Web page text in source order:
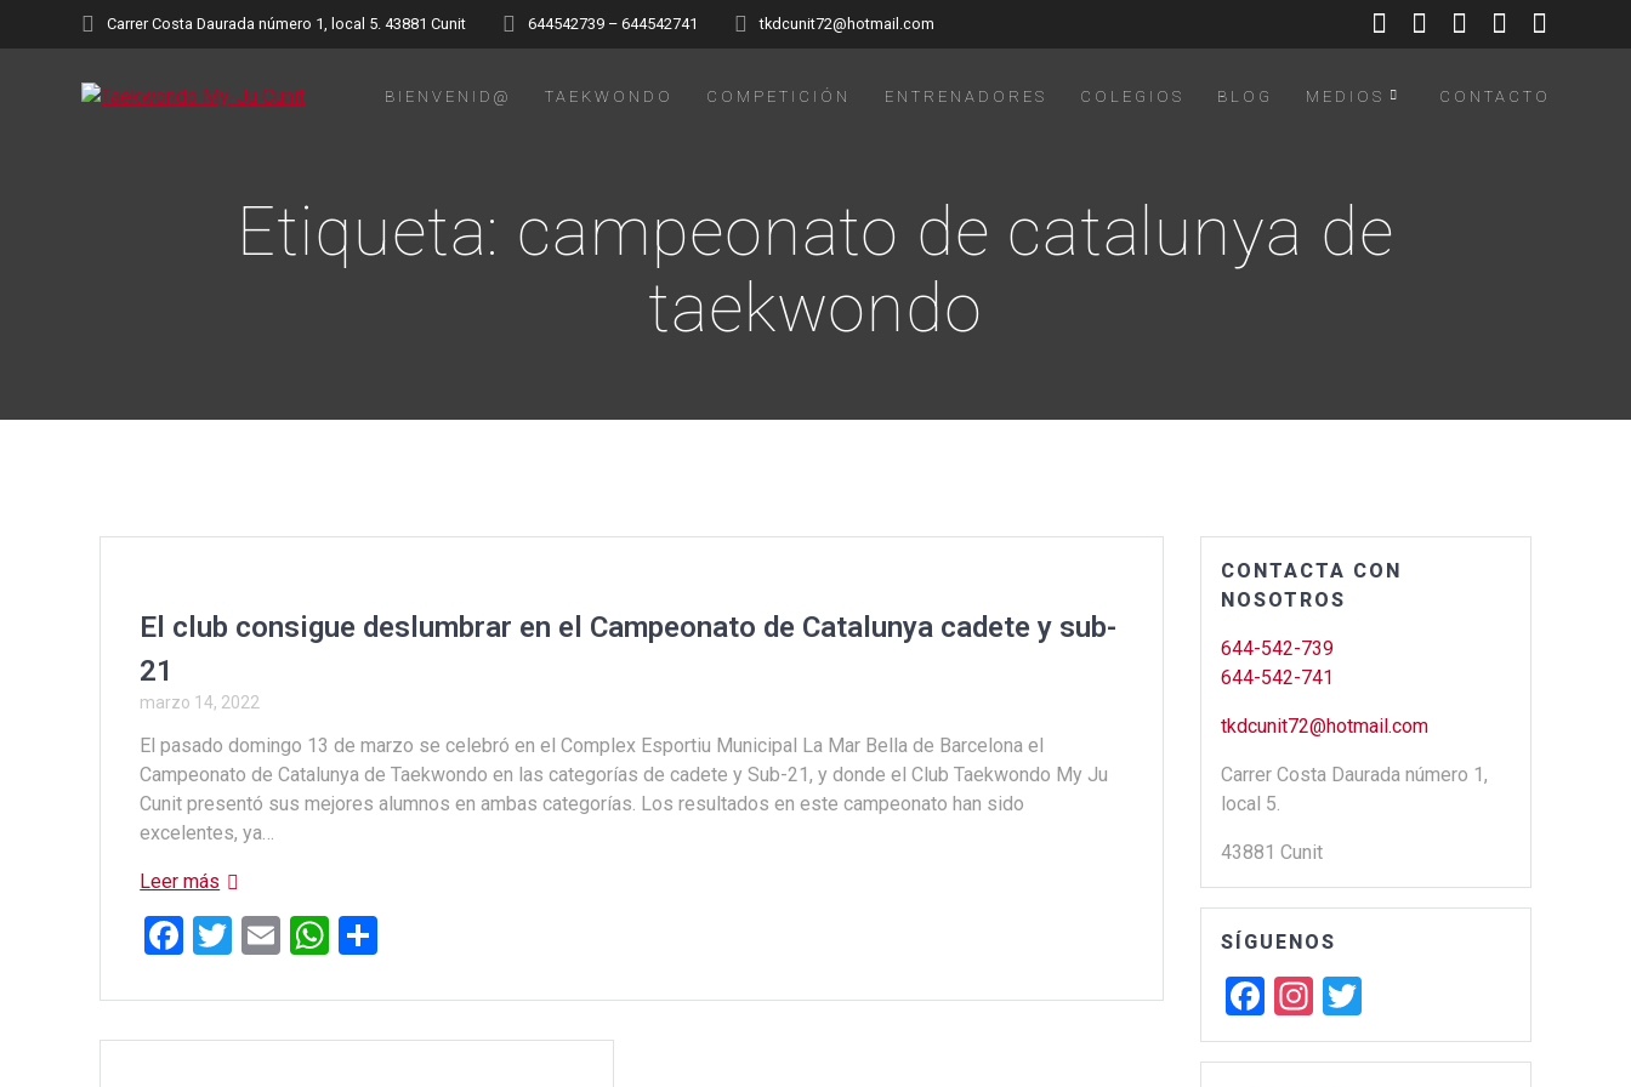
Carrer Costa Daurada número 1, local 5. 43881 Cunit 644542739 – 644542741 tkdcunit72@hotmail.com
BIENVENID@ TAEKWONDO COMPETICIÓN ENTRENADORES COLEGIOS BLOG MEDIOS CONTACTO
Etiqueta: campeonato de catalunya de
taekwondo
El club consigue deslumbrar en el Campeonato de Catalunya cadete y sub-
21
marzo 14, 2022
El pasado domingo 13 de marzo se celebró en el Complex Esportiu Municipal La Mar Bella de Barcelona el
Campeonato de Catalunya de Taekwondo en las categorías de cadete y Sub-21, y donde el Club Taekwondo My Ju
Cunit presentó sus mejores alumnos en ambas categorías. Los resultados en este campeonato han sido
excelentes, ya…
Leer más
F
ce
b
T
tt
er
E
ail
W
at
s
m
p
CONTACTA CON
NOSOTROS
644-542-739
644-542-741
tkdcunit72@hotmail.com
Carrer Costa Daurada número 1,
local 5.
43881 Cunit
SÍGUENOS
F
a
ce
In
st
a
wi
tt